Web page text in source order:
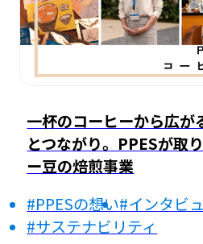
一杯のコーヒーから広が
とつながり。PPESが取
ー豆の焙煎事業
#PPESの想い#インタビ
#サステナビリティ